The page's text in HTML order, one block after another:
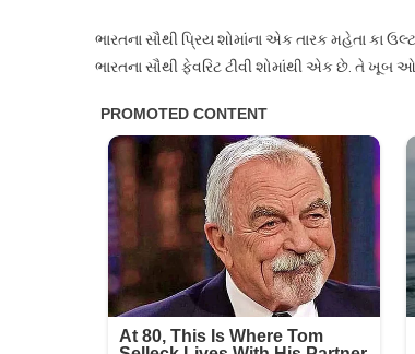
ભારતના સૌથી પ્રિય શોમાંના એક તારક મહેતા કા
ભારતના સૌથી ફેવરિટ ટીવી શોમાંથી એક છે. તે ખૂબ